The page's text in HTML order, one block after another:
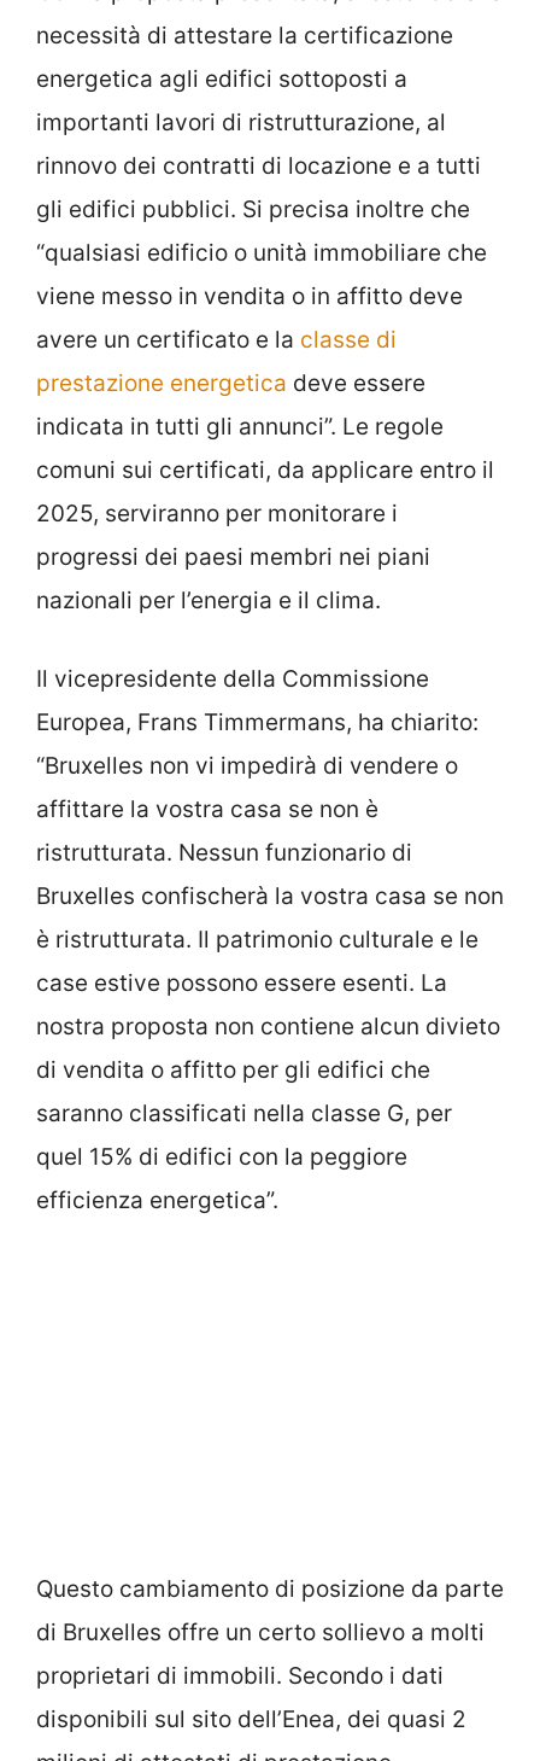
necessità di attestare la certificazione
energetica agli edifici sottoposti a
importanti lavori di ristrutturazione, al
rinnovo dei contratti di locazione e a tutti
gli edifici pubblici. Si precisa inoltre che
“qualsiasi edificio o unità immobiliare che
viene messo in vendita o in affitto deve
avere un certificato e la classe di
prestazione energetica deve essere
indicata in tutti gli annunci”. Le regole
comuni sui certificati, da applicare entro il
2025, serviranno per monitorare i
progressi dei paesi membri nei piani
nazionali per l’energia e il clima.
Il vicepresidente della Commissione
Europea, Frans Timmermans, ha chiarito:
“Bruxelles non vi impedirà di vendere o
affittare la vostra casa se non è
ristrutturata. Nessun funzionario di
Bruxelles confischerà la vostra casa se non
è ristrutturata. Il patrimonio culturale e le
case estive possono essere esenti. La
nostra proposta non contiene alcun divieto
di vendita o affitto per gli edifici che
saranno classificati nella classe G, per
quel 15% di edifici con la peggiore
efficienza energetica”.
Questo cambiamento di posizione da parte
di Bruxelles offre un certo sollievo a molti
proprietari di immobili. Secondo i dati
disponibili sul sito dell’Enea, dei quasi 2